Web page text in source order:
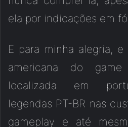
ela por indicações em
E para minha alegria, e
americana do
localizada em
legendas PT-BR nas
gameplay e até